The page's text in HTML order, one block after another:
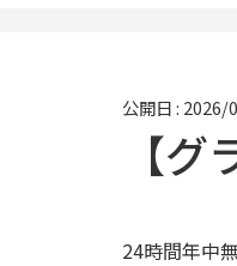
公開日 : 2026/
【
24時間年中